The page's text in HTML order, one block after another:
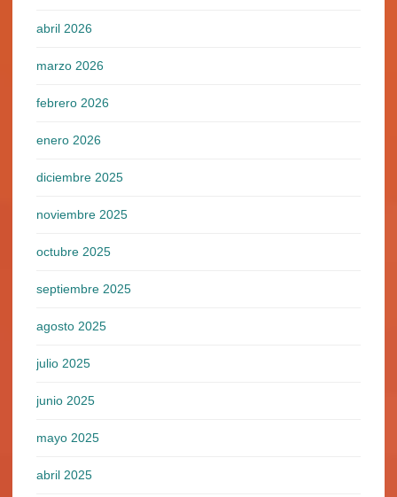
abril 2026
marzo 2026
febrero 2026
enero 2026
diciembre 2025
noviembre 2025
octubre 2025
septiembre 2025
agosto 2025
julio 2025
junio 2025
mayo 2025
abril 2025